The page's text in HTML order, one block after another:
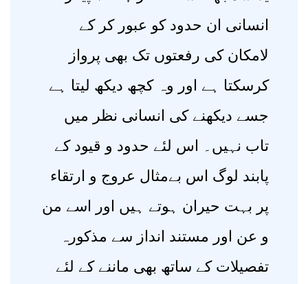
انسانی ان حدود کو عبور کر کے
لامکان کی رفعتوں تک بھی پرواز
کرسکتا ہے اور وہ کچھ دیکھ لیتا ہے
جسے دیکھنے کی انسانی نظر میں
تاب نہیں۔ اس لئے حدود و قیود کے
پابند لوگ اس بےمثال عروج و ارتقاء
پر بہت حیران ہوتے ہیں اور اسے من
و عن اور مستند انداز سے مذکورہ
تفصیلات کے ساتھ بھی ماننے کے لئے